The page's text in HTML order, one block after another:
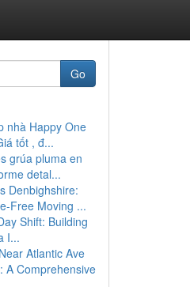
Go
nhà Happy One
tốt , đ...
grúa pluma en
detal...
Denbighshire:
Free Moving ...
Shift: Building
I...
Atlantic Ave
A Comprehensive